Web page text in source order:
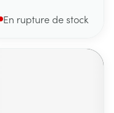
En rupture de stock